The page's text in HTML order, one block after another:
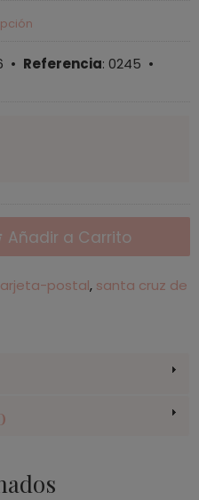
• Referencia: 0245 •
Añadir a Carrito
postal santa cruz de